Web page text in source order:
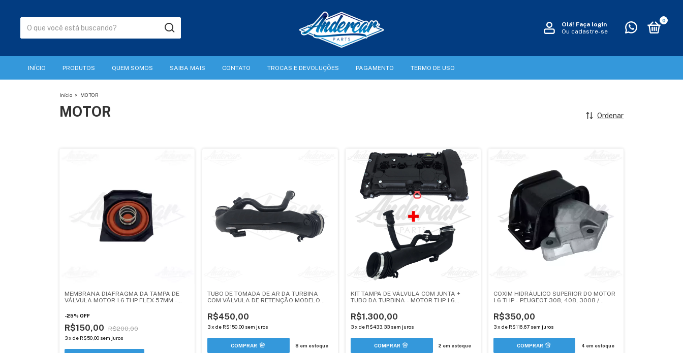
Olá! Faça login
Ou cadastre-se
0
INÍCIO PRODUTOS QUEM SOMOS SAIBA MAIS CONTATO TROCAS E DEVOLUÇÕES PAGAMENTO TERMO DE USO
Início > MOTOR
MOTOR Ordenar
MEMBRANA DIAFRAGMA DA TAMPA DE
VÁLVULA MOTOR 1.6 THP FLEX 57MM -
-25% OFF
R$150,00 R$200,00
3x de R$50,00 sem juros
TUBO DE TOMADA DE AR DA TURBINA
COM VÁLVULA DE RETENÇÃO MODELO
(ANDERCAR)
R$450,00
3xde R$150,00 sem juros
8 em estoque
KIT TAMPA DE VÁLVULA COM JUNTA +
TUBO DA TURBINA - MOTOR THP 1.6
- ANDERCAR
R$1.300,00
3 x de R$433,33 sem juros
2 em estoque
COXIM HIDRÁULICO SUPERIOR DO MOTOR
1.6 THP - PEUGEOT 308, 408, 3008 /
ANDERCAR
R$350,00
3x de R$116,67 sem juros
4 em estoque